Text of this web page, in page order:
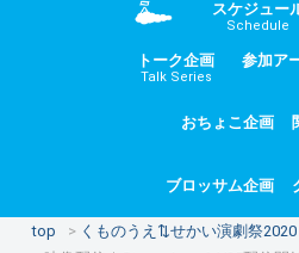
スケジュー
Schedule
トーク企画
Talk Series
参加ア
おちょこ企画
ブロッサム企画
top くものうえ⇅せかい演劇祭2020